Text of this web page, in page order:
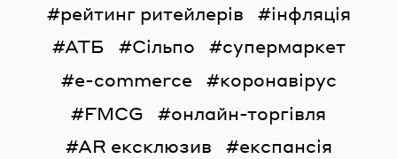
рейтинг ритейлерів
інфляція
АТБ
Сільпо
супермаркет
e-commerce
коронавірус
FMCG
онлайн-торгівля
AR ексклюзив
експансія